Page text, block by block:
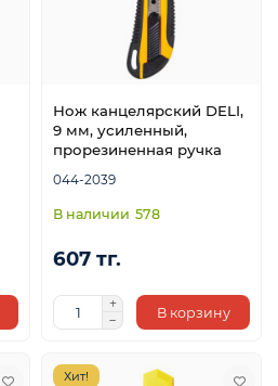
Нож канцелярский DELI,
9 мм, усиленный,
прорезиненная ручка
044-2039
578
607 тг.
В корзину
Хит!